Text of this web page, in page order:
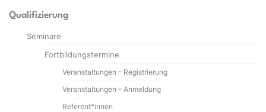
Qualifizierung
Seminare
Fortbildungstermine
Veranstaltungen – Registrierung
Veranstaltungen – Anmeldung
Referent*innen